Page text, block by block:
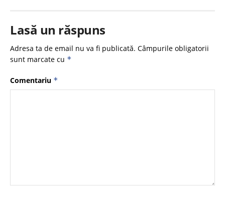
Lasă un răspuns
Adresa ta de email nu va fi publicată. Câmpurile obligatorii
sunt marcate cu *
Comentariu *